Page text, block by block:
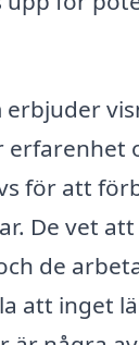
erbjuder
erfarenhet
för att
De vet
de
att inget